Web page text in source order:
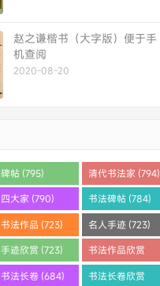
赵之谦楷书（大字版）便于手
机查阅
2020-08-20
碑帖 (795) 清代书法家 (794)
四大家 (790) 书法碑帖 (784)
书法作品 (723) 名人手迹 (723)
手迹欣赏 (723)
书法作品欣赏
(710)
书法长卷 (684)
书法长卷欣赏